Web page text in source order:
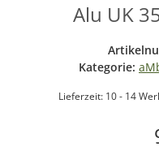
Alu UK
Kategorie:
Lieferzeit: 10 - 14